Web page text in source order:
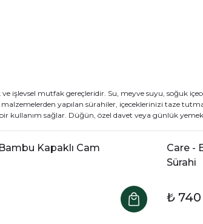
işlevsel mutfak gereçleridir. Su, meyve suyu, soğuk
yapılan sürahiler, içeceklerinizi taze
sağlar. Düğün, özel davet veya günlük
Kapaklı Cam
Care -
Sürahi
₺ 740